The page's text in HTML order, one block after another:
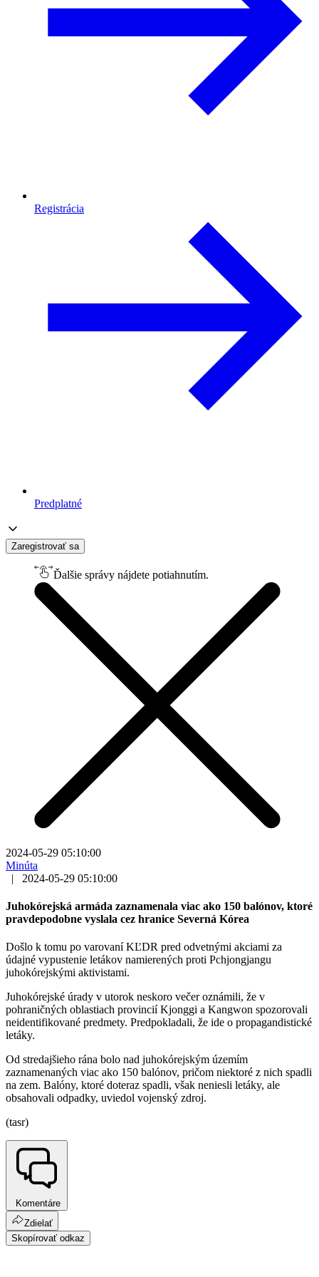
Registrácia
Predplatné
Zaregistrovať sa
Ďalšie správy nájdete potiahnutím.
2024-05-29 05:10:00
Minúta
|
2024-05-29 05:10:00
Juhokórejská armáda zaznamenala viac ako 150 balónov, ktoré
pravdepodobne vyslala cez hranice Severná Kórea
Došlo k tomu po varovaní KĽDR pred odvetnými akciami za
údajné vypustenie letákov namierených proti Pchjongjangu
juhokórejskými aktivistami.
Juhokórejské úrady v utorok neskoro večer oznámili, že v
pohraničných oblastiach provincií Kjonggi a Kangwon spozorovali
neidentifikované predmety. Predpokladali, že ide o propagandistické
letáky.
Od stredajšieho rána bolo nad juhokórejským územím
zaznamenaných viac ako 150 balónov, pričom niektoré z nich spadli
na zem. Balóny, ktoré doteraz spadli, však neniesli letáky, ale
obsahovali odpadky, uviedol vojenský zdroj.
(tasr)
Komentáre
Zdielať
Skopírovať odkaz